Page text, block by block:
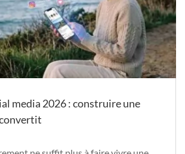
media 2026 : construire une